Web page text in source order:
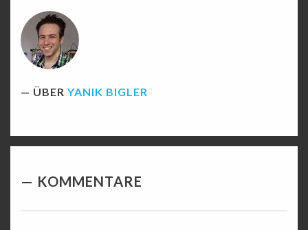
ÜBER YANIK BIGLER
KOMMENTARE